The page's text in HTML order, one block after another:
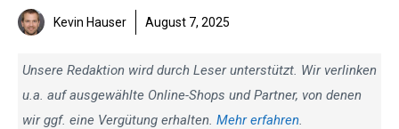
Kevin Hauser August 7, 2025
Unsere Redaktion wird durch Leser unterstützt. Wir verlinken
u.a. auf ausgewählte Online-Shops und Partner, von denen
wir ggf. eine Vergütung erhalten. Mehr erfahren.